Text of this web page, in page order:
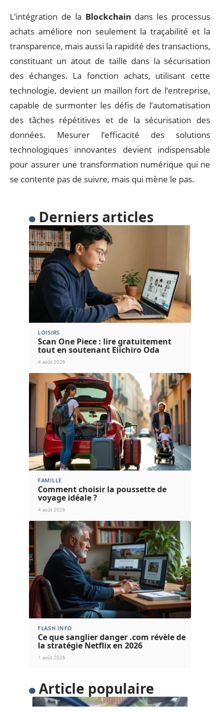
L’intégration de la Blockchain dans les processus
achats améliore non seulement la traçabilité et la
transparence, mais aussi la rapidité des transactions,
constituant un atout de taille dans la sécurisation
des échanges. La fonction achats, utilisant cette
technologie, devient un maillon fort de l’entreprise,
capable de surmonter les défis de l’automatisation
des tâches répétitives et de la sécurisation des
données. Mesurer l’efficacité des solutions
technologiques innovantes devient indispensable
pour assurer une transformation numérique qui ne
se contente pas de suivre, mais qui mène le pas.
Derniers articles
LOISIRS
Scan One Piece : lire gratuitement
tout en soutenant Eiichiro Oda
4 août 2026
FAMILLE
Comment choisir la poussette de
voyage idéale ?
4 août 2026
FLASH INFO
Ce que sanglier danger .com révèle de
la stratégie Netflix en 2026
1 août 2026
Article populaire